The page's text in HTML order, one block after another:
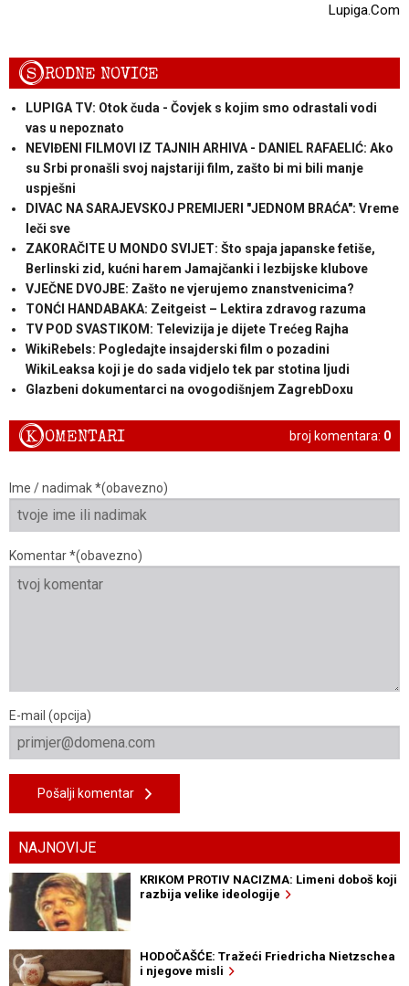
Lupiga.Com
SRODNE NOVICE
LUPIGA TV: Otok čuda - Čovjek s kojim smo odrastali vodi
vas u nepoznato
NEVIĐENI FILMOVI IZ TAJNIH ARHIVA - DANIEL RAFAELIĆ: Ako
su Srbi pronašli svoj najstariji film, zašto bi mi bili manje
uspješni
DIVAC NA SARAJEVSKOJ PREMIJERI "JEDNOM BRAĆA": Vreme
leči sve
ZAKORAČITE U MONDO SVIJET: Što spaja japanske fetiše,
Berlinski zid, kućni harem Jamajčanki i lezbijske klubove
VJEČNE DVOJBE: Zašto ne vjerujemo znanstvenicima?
TONĆI HANDABAKA: Zeitgeist – Lektira zdravog razuma
TV POD SVASTIKOM: Televizija je dijete Trećeg Rajha
WikiRebels: Pogledajte insajderski film o pozadini
WikiLeaksa koji je do sada vidjelo tek par stotina ljudi
Glazbeni dokumentarci na ovogodišnjem ZagrebDoxu
broj komentara: 0
KOMENTARI
Ime / nadimak *(obavezno)
Komentar *(obavezno)
E-mail (opcija)
Pošalji komentar
NAJNOVIJE
KRIKOM PROTIV NACIZMA: Limeni doboš koji
razbija velike ideologije
HODOČAŠĆE: Tražeći Friedricha Nietzschea
i njegove misli